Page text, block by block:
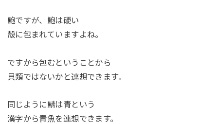
鮑ですが、鮑は硬い
殻に包まれていますよね。
ですから包むということから
貝類ではないかと連想できます。
同じように鯖は青という
漢字から青魚を連想できます。